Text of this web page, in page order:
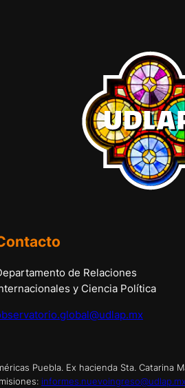
de Relaciones
y Ciencia Política
Puebla. Ex hacienda Sta. Catarina
informes.nuevoingreso@udlap.mx